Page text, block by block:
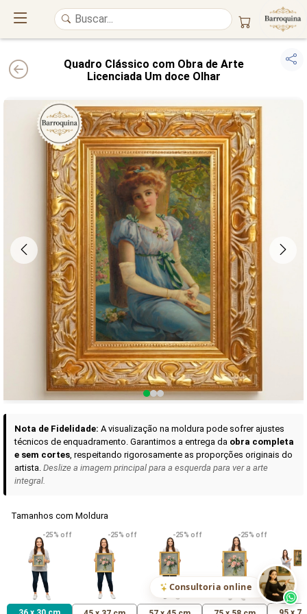
UM ATELIÊ 100% FINE ART
Trazemos a imponência dasmaiores obras de arte do mundo
alto padrão da sua casa. Nosso acervo reúne a genialidade degrandes
pintores renomados, resgatandoartes reaise o requinte inconfundível
das obras doséculo XIX . Produção artesanal emCanvas 100% Algodão
molduras em Madeira Maciçae impressão comPigmentação Mineral
QUALIDADE DE MUSEU GARANTIA ETERNA
Curadoria das Campanhas
A seleção de obras-primas apresentadas em nossos vídeos nas redes
sociais, reunidas aqui para sua apreciação.
VER DETALHES
Madona de Loreto
R$ 538,42
VER DETALHES
Narciso- caravaggio
R$ 365,92
VER
Maria
uma Rosa
R$ 365,92
Consultoria online
Quadro Clássico com Obra de Arte
Licenciada Um doce Olhar
Nota de Fidelidade: A visualização na moldura pode sofrer ajustes
técnicos de enquadramento. Garantimos a entrega da obra completa
e sem cortes, respeitando rigorosamente as proporções originais do
artista. Deslize a imagem principal para a esquerda para ver a arte
integral.
Tamanhos com Moldura
-25% off -25% off -25% off -25% off